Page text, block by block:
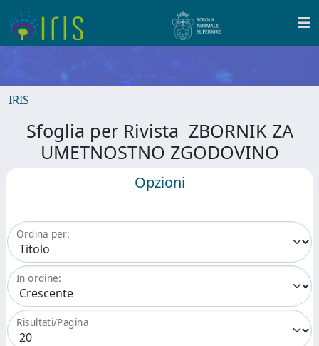
IRIS
Sfoglia per Rivista ZBORNIK ZA
UMETNOSTNO ZGODOVINO
Opzioni
Ordina per:
In ordine:
Risultati/Pagina